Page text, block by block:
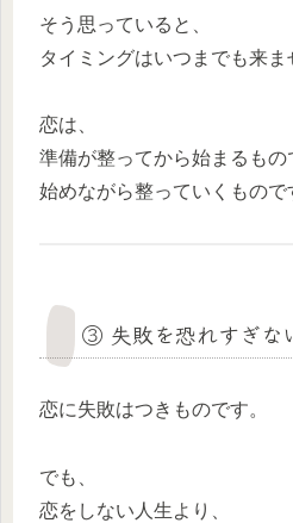
そう思っていると、
タイミングはいつまでも来ま
恋は、
準備が整ってから始まるもの
始めながら整っていくもので
③ 失敗を恐れすぎな
恋に失敗はつきものです。
でも、
恋をしない人生より、